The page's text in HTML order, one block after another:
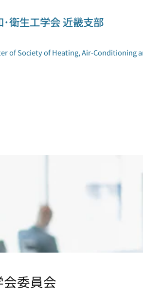
･衛生工学会 近畿支部
of Society of Heating, Air-Conditioning
会委員会